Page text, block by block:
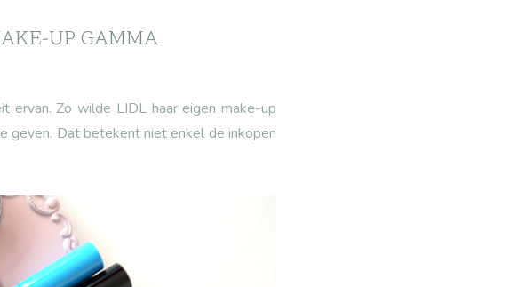
UP GAMMA
Zo wilde LIDL haar eigen make-up
geven. Dat betekent niet enkel de inkopen